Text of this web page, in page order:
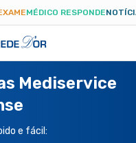
MÉDICO RESPONDE
Mediservice
e fácil: